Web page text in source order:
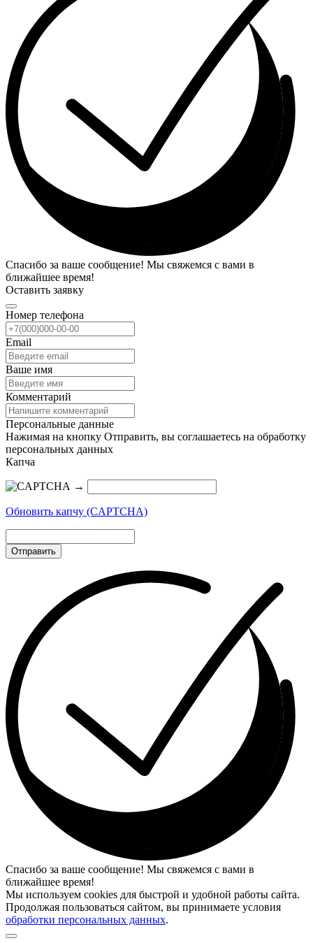
Спасибо за ваше сообщение! Мы свяжемся с вами в
ближайшее время!
Оставить заявку
Номер телефона
Email
Ваше имя
Комментарий
Персональные данные
Нажимая на кнопку Отправить, вы соглашаетесь на обработку
персональных данных
Капча
→
Обновить капчу (CAPTCHA)
Отправить
Спасибо за ваше сообщение! Мы свяжемся с вами в
ближайшее время!
Мы используем cookies для быстрой и удобной работы сайта.
Продолжая пользоваться сайтом, вы принимаете условия
обработки персональных данных.